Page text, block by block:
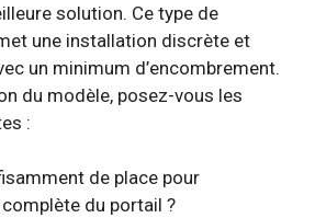
solution. Ce type de
une installation discrète et
un minimum d’encombrement.
du modèle, posez-vous les
:
de place pour
complète du portail ?